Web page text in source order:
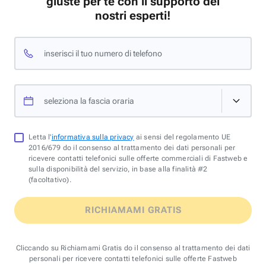
nostri esperti!
inserisci il tuo numero di telefono
seleziona la fascia oraria
Letta l'informativa sulla privacy ai sensi del regolamento UE
2016/679 do il consenso al trattamento dei dati personali per
ricevere contatti telefonici sulle offerte commerciali di Fastweb e
sulla disponibilità del servizio, in base alla finalità #2
(facoltativo).
RICHIAMAMI GRATIS
Cliccando su Richiamami Gratis do il consenso al trattamento dei dati
personali per ricevere contatti telefonici sulle offerte Fastweb